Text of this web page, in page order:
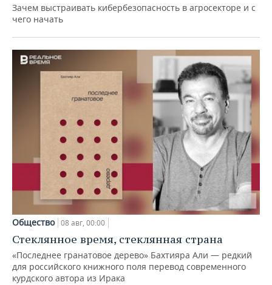
Зачем выстраивать кибербезопасность в агросекторе и с
чего начать
Общество 08 авг, 00:00
Стеклянное время, стеклянная страна
«Последнее гранатовое дерево» Бахтияра Али — редкий
для российского книжного поля перевод современного
курдского автора из Ирака